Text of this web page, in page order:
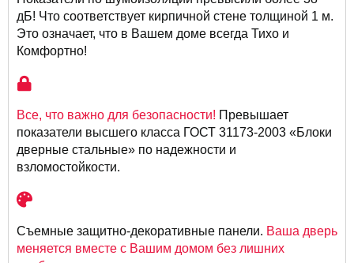
дБ! Что соответствует кирпичной стене толщиной 1 м.
Это означает, что в Вашем доме всегда Тихо и
Комфортно!
Все, что важно для безопасности! Превышает
показатели высшего класса ГОСТ 31173-2003 «Блоки
дверные стальные» по надежности и
взломостойкости.
Съемные защитно-декоративные панели. Ваша дверь
меняется вместе с Вашим домом без лишних